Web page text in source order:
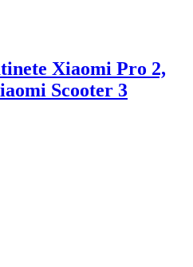
Xiaomi Pro 2,
Scooter 3